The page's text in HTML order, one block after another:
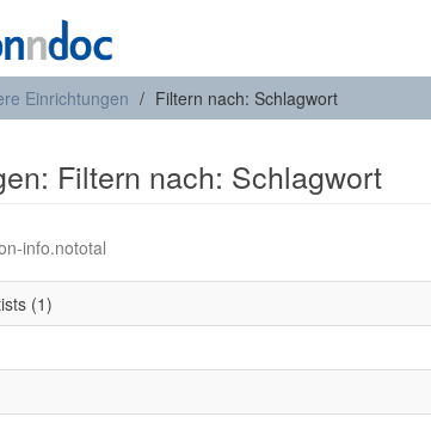
Einrichtungen Filtern nach: Schlagwort
Filtern nach: Schlagwort
info.nototal
(1)